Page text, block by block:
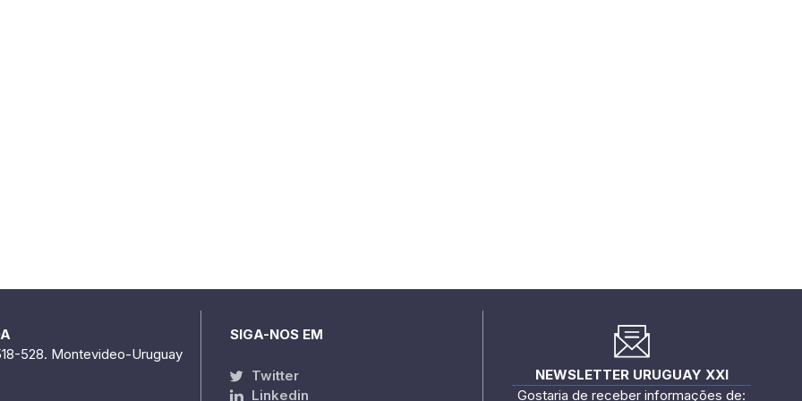
528. Montevideo-Uruguay
SIGA-NOS EM
Twitter
Linkedin
NEWSLETTER URUGUAY XXI
Gostaria de receber informações de: